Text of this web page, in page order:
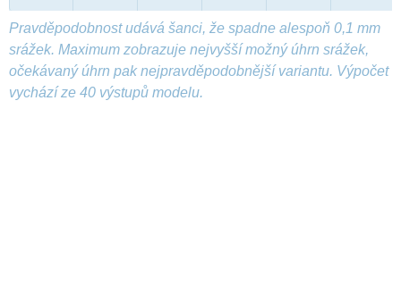
Pravděpodobnost udává šanci, že spadne alespoň 0,1 mm
srážek. Maximum zobrazuje nejvyšší možný úhrn srážek,
očekávaný úhrn pak nejpravděpodobnější variantu. Výpočet
vychází ze 40 výstupů modelu.